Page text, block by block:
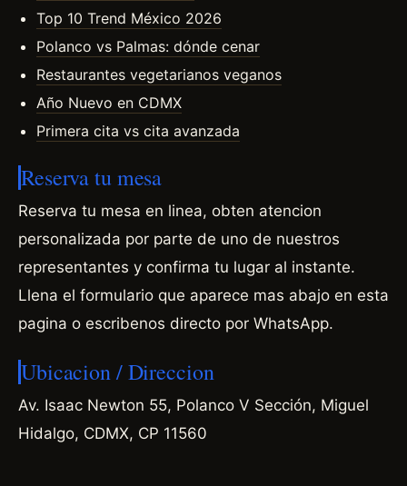
Top 10 Trend México 2026
Polanco vs Palmas: dónde cenar
Restaurantes vegetarianos veganos
Año Nuevo en CDMX
Primera cita vs cita avanzada
Reserva tu mesa
Reserva tu mesa en linea, obten atencion
personalizada por parte de uno de nuestros
representantes y confirma tu lugar al instante.
Llena el formulario que aparece mas abajo en esta
pagina o escribenos directo por WhatsApp.
Ubicacion / Direccion
Av. Isaac Newton 55, Polanco V Sección, Miguel
Hidalgo, CDMX, CP 11560